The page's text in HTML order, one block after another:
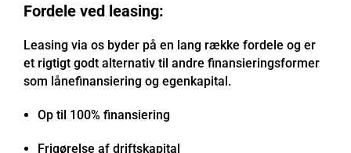
Fordele ved leasing:
Leasing via os byder på en lang række fordele og er
et rigtigt godt alternativ til andre finansieringsformer
som lånefinansiering og egenkapital.
Op til 100% finansiering
Frigørelse af driftskapital